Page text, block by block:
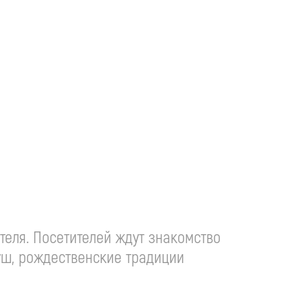
Посетителей ждут знакомство
рождественские традиции